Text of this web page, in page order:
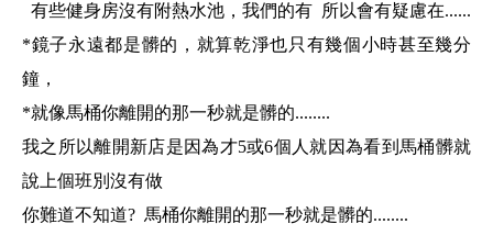
有些健身房沒有附熱水池， 我們的有 所以會有疑慮在......
*鏡子永遠都是髒的，就算乾淨也只有幾個小時甚至幾分
鐘，
*就像馬桶你離開的那一秒就是髒的........
我之所以離開新店是因為才5或6個人 就因為看到 馬桶髒就
說上個班別沒有做
你難道不知道? 馬桶你離開的那一秒就是髒的........